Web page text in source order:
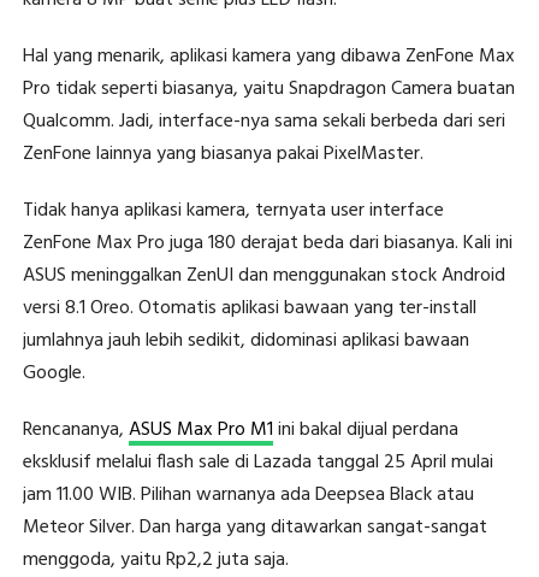
Hal yang menarik, aplikasi kamera yang dibawa ZenFone Max
Pro tidak seperti biasanya, yaitu Snapdragon Camera buatan
Qualcomm. Jadi, interface-nya sama sekali berbeda dari seri
ZenFone lainnya yang biasanya pakai PixelMaster.
Tidak hanya aplikasi kamera, ternyata user interface
ZenFone Max Pro juga 180 derajat beda dari biasanya. Kali ini
ASUS meninggalkan ZenUI dan menggunakan stock Android
versi 8.1 Oreo. Otomatis aplikasi bawaan yang ter-install
jumlahnya jauh lebih sedikit, didominasi aplikasi bawaan
Google.
Rencananya,ASUS Max Pro M1ini bakal dijual perdana
eksklusif melalui flash sale di Lazada tanggal 25 April mulai
jam 11.00 WIB. Pilihan warnanya ada Deepsea Black atau
Meteor Silver. Dan harga yang ditawarkan sangat-sangat
menggoda, yaitu Rp2,2 juta saja.